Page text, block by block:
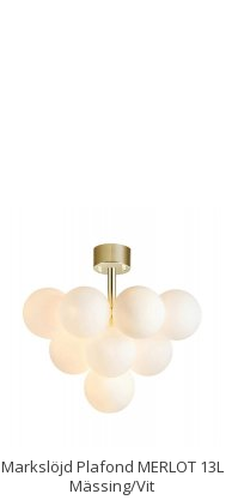
Markslöjd Plafond MERLOT 13L
Mässing/Vit